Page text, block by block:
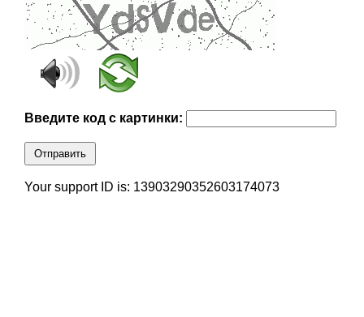
Введите код с картинки:
Отправить
Your support ID is: 13903290352603174073